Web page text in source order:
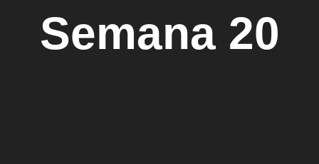
Semana 20